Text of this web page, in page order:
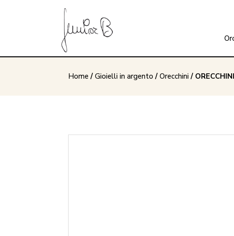
Home / Gioielli in argento / Orecchini/